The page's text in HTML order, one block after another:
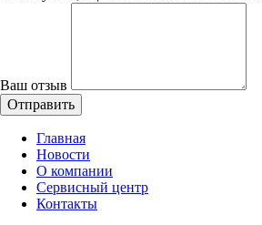
Ваш отзыв
Главная
Новости
О компании
Сервисный центр
Контакты